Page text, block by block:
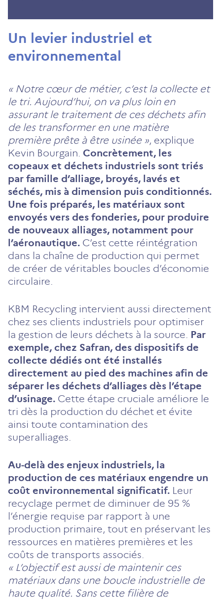
Un levier industriel et
environnemental
« Notre cœur de métier, c’est la collecte et
le tri. Aujourd’hui, on va plus loin en
assurant le traitement de ces déchets afin
de les transformer en une matière
première prête à être usinée », explique
Kevin Bourgain. Concrètement, les
copeaux et déchets industriels sont triés
par famille d’alliage, broyés, lavés et
séchés, mis à dimension puis conditionnés.
Une fois préparés, les matériaux sont
envoyés vers des fonderies, pour produire
de nouveaux alliages, notamment pour
l’aéronautique. C’est cette réintégration
dans la chaîne de production qui permet
de créer de véritables boucles d’économie
circulaire.
KBM Recycling intervient aussi directement
chez ses clients industriels pour optimiser
la gestion de leurs déchets à la source. Par
exemple, chez Safran, des dispositifs de
collecte dédiés ont été installés
directement au pied des machines afin de
séparer les déchets d’alliages dès l’étape
d’usinage. Cette étape cruciale améliore le
tri dès la production du déchet et évite
ainsi toute contamination des
superalliages.
Au-delà des enjeux industriels, la
production de ces matériaux engendre un
coût environnemental significatif. Leur
recyclage permet de diminuer de 95 %
l’énergie requise par rapport à une
production primaire, tout en préservant les
ressources en matières premières et les
coûts de transports associés.
« L’objectif est aussi de maintenir ces
matériaux dans une boucle industrielle de
haute qualité. Sans cette filière de